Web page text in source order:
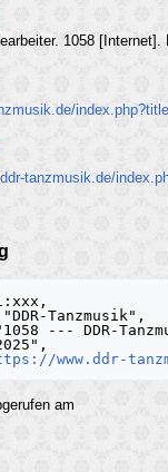
1058
tanzmusik.de/
www.ddr-
am